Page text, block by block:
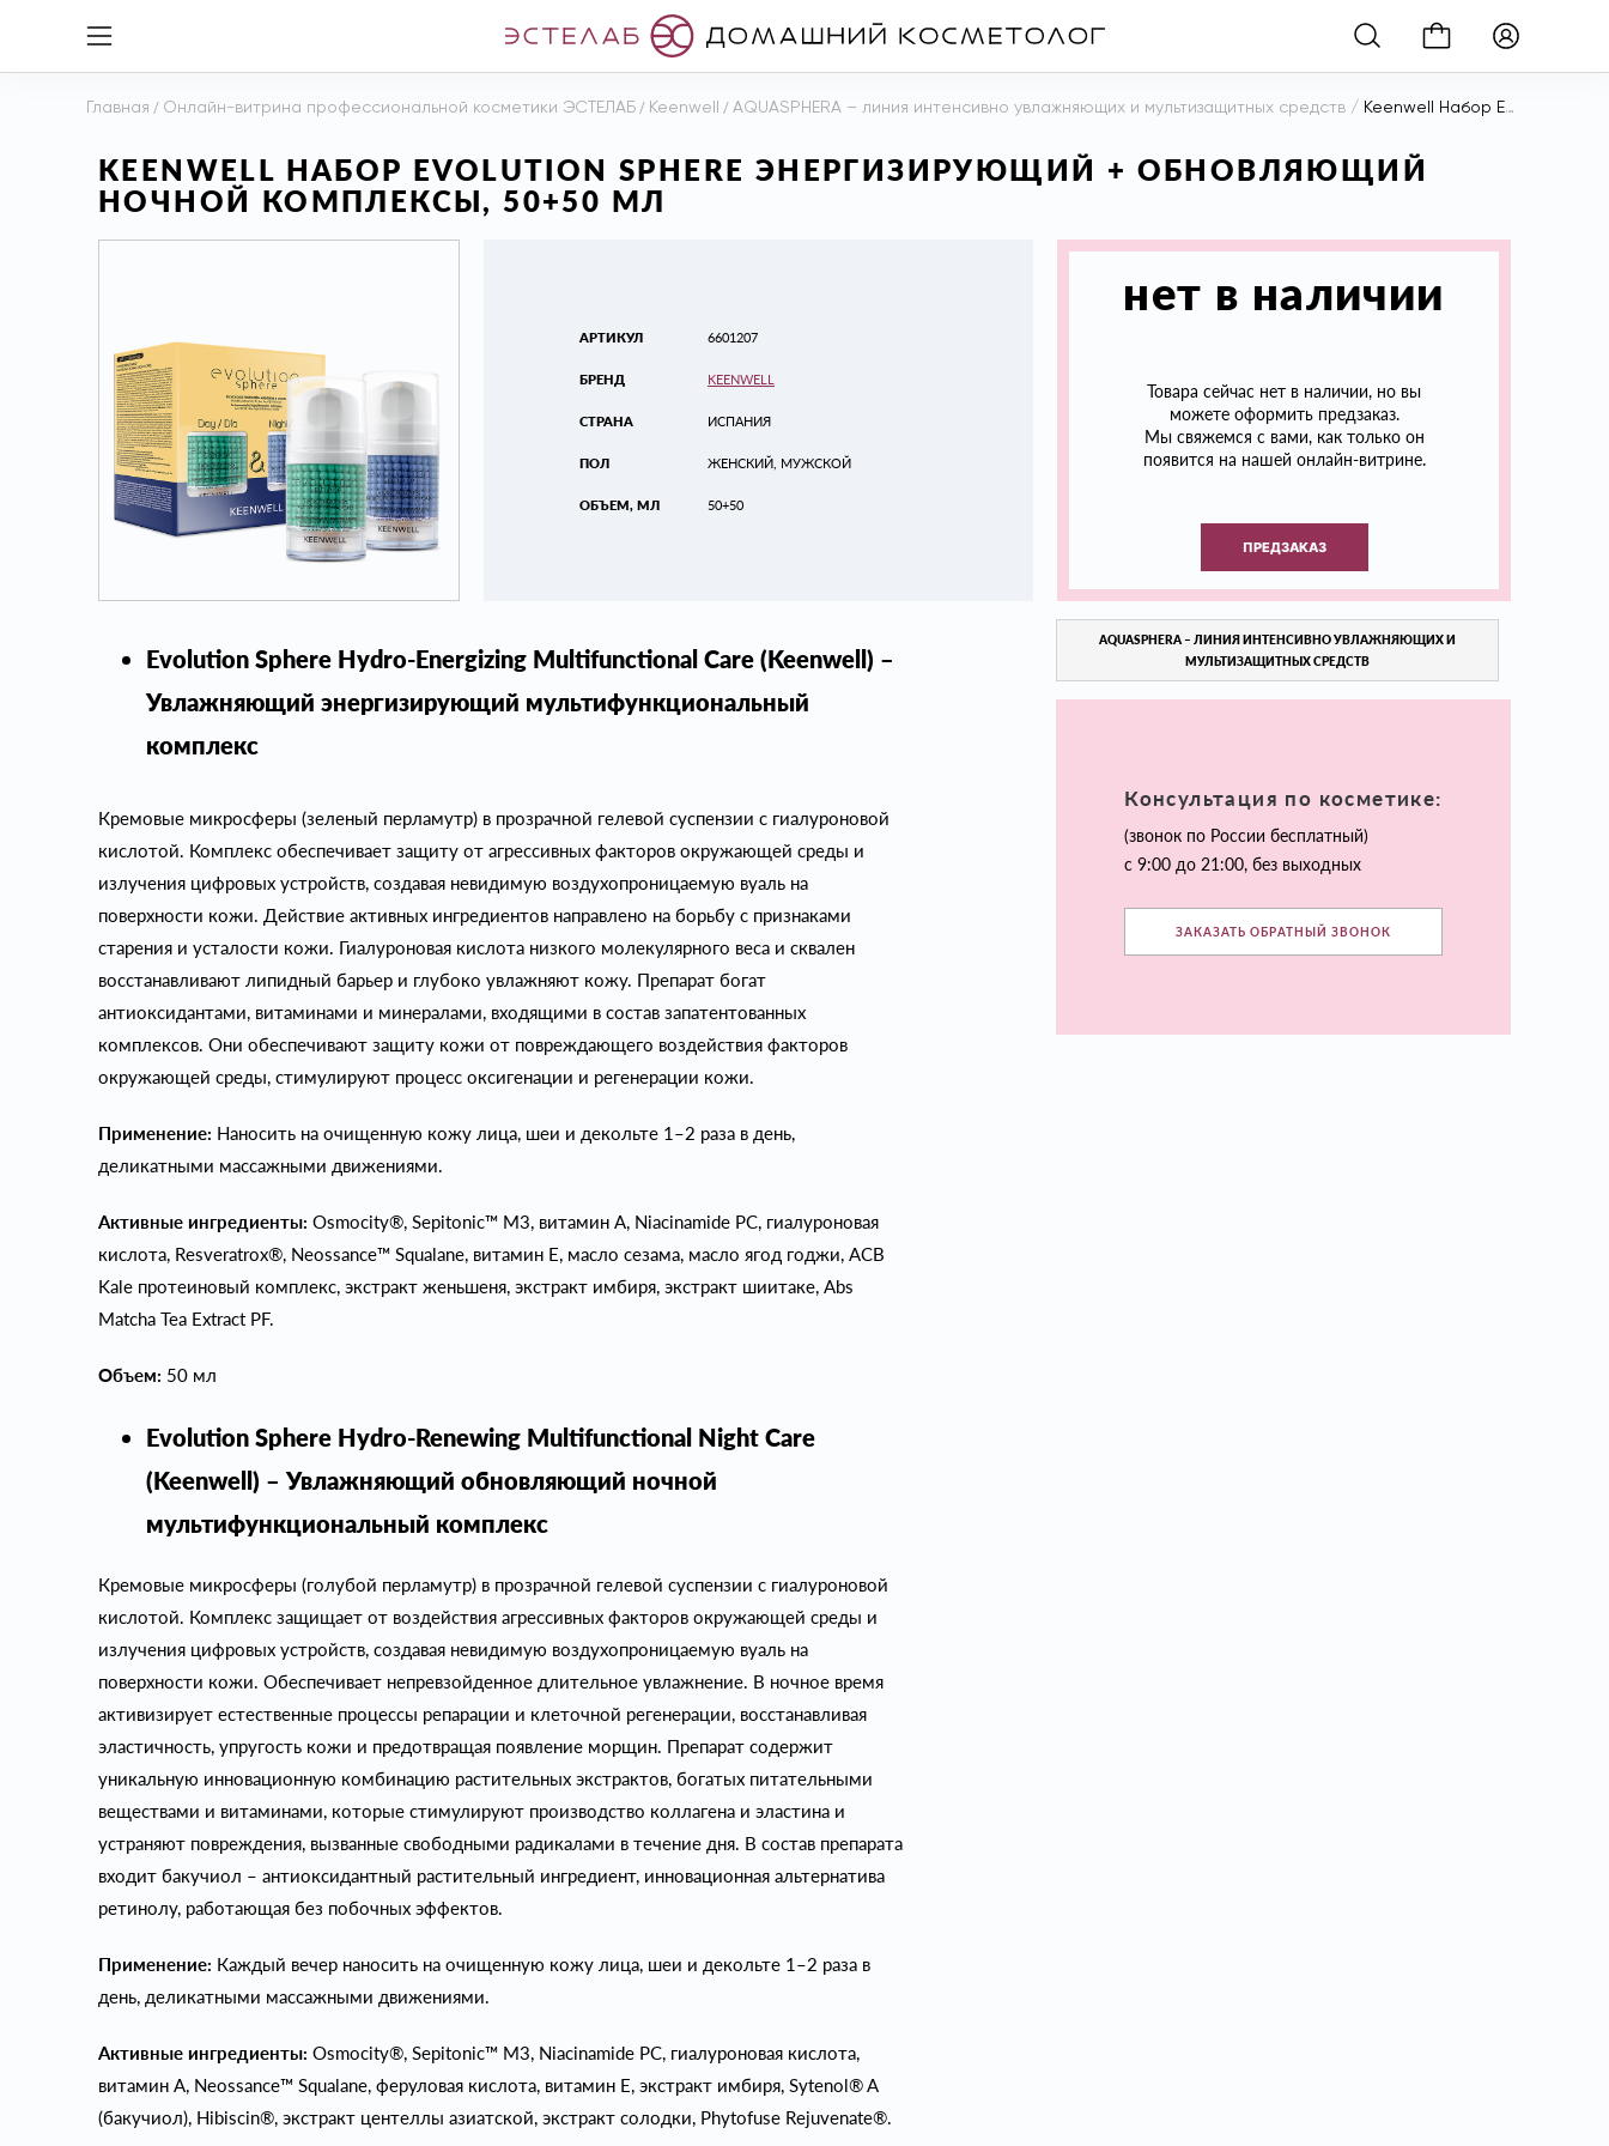
Главная / Онлайн-витрина профессиональной косметики ЭСТЕЛАБ / Keenwell / AQUASPHERA – линия интенсивно увлажняющих и мультизащитных средств / Keenwell Набор EVOLUTION SPHERE ЭНЕРГИЗИРУЮЩИЙ + ОБНОВЛЯЮЩИЙ НОЧНОЙ комплексы, 50+50 мл
KEENWELL НАБОР EVOLUTION SPHERE ЭНЕРГИЗИРУЮЩИЙ + ОБНОВЛЯЮЩИЙ
НОЧНОЙ КОМПЛЕКСЫ, 50+50 МЛ
АРТИКУЛ
БРЕНД
СТРАНА
ПОЛ
ОБЪЕМ, МЛ
6601207
KEENWELL
ИСПАНИЯ
ЖЕНСКИЙ, МУЖСКОЙ
50+50
нет в наличии
Товара сейчас нет в наличии, но вы
можете оформить предзаказ.
Мы свяжемся с вами, как только он
появится на нашей онлайн-витрине.
ПРЕДЗАКАЗ
Evolution Sphere Hydro-Energizing Multifunctional Care (Keenwell) –
Увлажняющий энергизирующий мультифункциональный
комплекс
Кремовые микросферы (зеленый перламутр) в прозрачной гелевой суспензии с гиалуроновой
кислотой. Комплекс обеспечивает защиту от агрессивных факторов окружающей среды и
излучения цифровых устройств, создавая невидимую воздухопроницаемую вуаль на
поверхности кожи. Действие активных ингредиентов направлено на борьбу с признаками
старения и усталости кожи. Гиалуроновая кислота низкого молекулярного веса и сквален
восстанавливают липидный барьер и глубоко увлажняют кожу. Препарат богат
антиоксидантами, витаминами и минералами, входящими в состав запатентованных
комплексов. Они обеспечивают защиту кожи от повреждающего воздействия факторов
окружающей среды, стимулируют процесс оксигенации и регенерации кожи.
Применение: Наносить на очищенную кожу лица, шеи и декольте 1–2 раза в день,
деликатными массажными движениями.
Активные ингредиенты: Osmocity®, Sepitonic™ M3, витамин А, Niacinamide PC, гиалуроновая
кислота, Resveratrox®, Neossance™ Squalane, витамин Е, масло сезама, масло ягод годжи, ACB
Kale протеиновый комплекс, экстракт женьшеня, экстракт имбиря, экстракт шиитаке, Abs
Matcha Tea Extract PF.
Объем: 50 мл
Evolution Sphere Hydro-Renewing Multifunctional Night Care
(Keenwell) – Увлажняющий обновляющий ночной
мультифункциональный комплекс
Кремовые микросферы (голубой перламутр) в прозрачной гелевой суспензии с гиалуроновой
кислотой. Комплекс защищает от воздействия агрессивных факторов окружающей среды и
излучения цифровых устройств, создавая невидимую воздухопроницаемую вуаль на
поверхности кожи. Обеспечивает непревзойденное длительное увлажнение. В ночное время
активизирует естественные процессы репарации и клеточной регенерации, восстанавливая
эластичность, упругость кожи и предотвращая появление морщин. Препарат содержит
уникальную инновационную комбинацию растительных экстрактов, богатых питательными
веществами и витаминами, которые стимулируют производство коллагена и эластина и
устраняют повреждения, вызванные свободными радикалами в течение дня. В состав препарата
входит бакучиол – антиоксидантный растительный ингредиент, инновационная альтернатива
ретинолу, работающая без побочных эффектов.
Применение: Каждый вечер наносить на очищенную кожу лица, шеи и декольте 1–2 раза в
день, деликатными массажными движениями.
Активные ингредиенты: Osmocity®, Sepitonic™ M3, Niacinamide PC, гиалуроновая кислота,
витамин А, Neossance™ Squalane, феруловая кислота, витамин Е, экстракт имбиря, Sytenol® A
(бакучиол), Hibiscin®, экстракт центеллы азиатской, экстракт солодки, Phytofuse Rejuvenate®.
AQUASPHERA – ЛИНИЯ ИНТЕНСИВНО УВЛАЖНЯЮЩИХ И
МУЛЬТИЗАЩИТНЫХ СРЕДСТВ
Консультация по косметике:
(звонок по России бесплатный)
с 9:00 до 21:00, без выходных
ЗАКАЗАТЬ ОБРАТНЫЙ ЗВОНОК